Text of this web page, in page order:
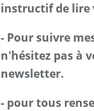
instructif de lire
- Pour suivre
n'hésitez pas à
newsletter.
- pour tous